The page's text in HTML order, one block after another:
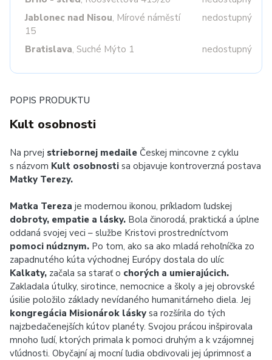
Jablonec nad Nisou, Mírové náměstí
15
nedostupný
Bratislava, Suché Mýto 1 nedostupný
POPIS PRODUKTU
Kult osobnosti
Na prvej striebornej medaile Českej mincovne z cyklu
s názvom Kult osobnosti sa objavuje kontroverzná postava
Matky Terezy.
Matka Tereza je modernou ikonou, príkladom ľudskej
dobroty, empatie a lásky. Bola činorodá, praktická a úplne
oddaná svojej veci – službe Kristovi prostredníctvom
pomoci núdznym. Po tom, ako sa ako mladá rehoľníčka zo
zapadnutého kúta východnej Európy dostala do ulíc
Kalkaty, začala sa starať o chorých a umierajúcich.
Zakladala útulky, sirotince, nemocnice a školy a jej obrovské
úsilie položilo základy nevídaného humanitárneho diela. Jej
kongregácia Misionárok lásky sa rozšírila do tých
najzbedačenejších kútov planéty. Svojou prácou inšpirovala
mnoho ľudí, ktorých primala k pomoci druhým a k vzájomnej
vľúdnosti. Obyčajní aj mocní ľudia obdivovali jej úprimnosť a